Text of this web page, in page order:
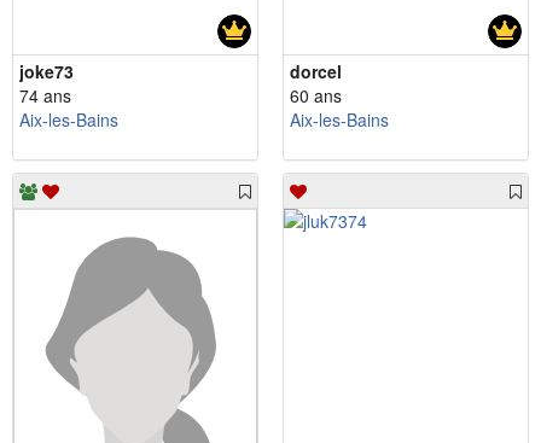
joke73
74 ans
Aix-les-Bains
dorcel
60 ans
Aix-les-Bains